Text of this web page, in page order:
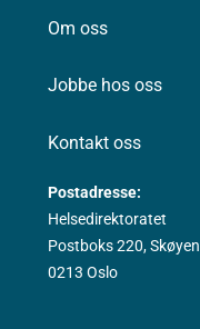
Om oss
Jobbe hos oss
Kontakt oss
Postadresse:
Helsedirektoratet
Postboks 220, Skøyen
0213 Oslo